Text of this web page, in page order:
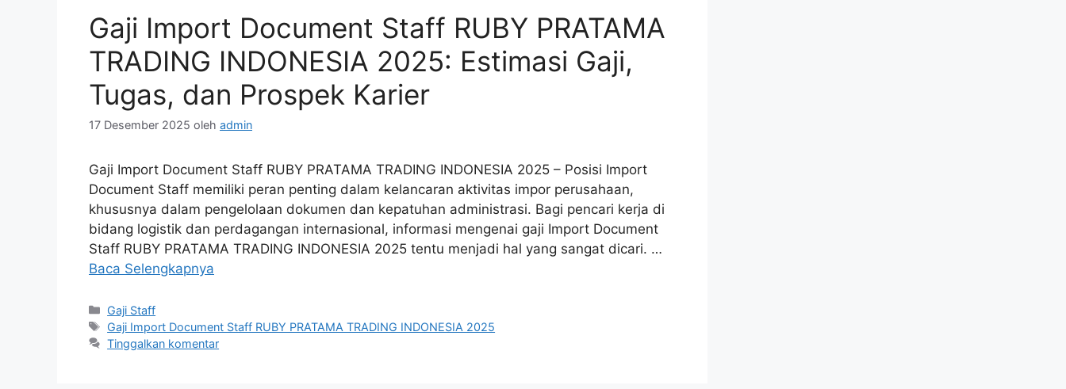
Gaji Import Document Staff RUBY PRATAMA
TRADING INDONESIA 2025: Estimasi Gaji,
Tugas, dan Prospek Karier
17 Desember 2025 oleh admin
Gaji Import Document Staff RUBY PRATAMA TRADING INDONESIA 2025 – Posisi Import
Document Staff memiliki peran penting dalam kelancaran aktivitas impor perusahaan,
khususnya dalam pengelolaan dokumen dan kepatuhan administrasi. Bagi pencari kerja di
bidang logistik dan perdagangan internasional, informasi mengenai gaji Import Document
Staff RUBY PRATAMA TRADING INDONESIA 2025 tentu menjadi hal yang sangat dicari. …
Baca Selengkapnya
Kategori
Gaji Staff
Tag
Gaji Import Document Staff RUBY PRATAMA TRADING INDONESIA 2025
Tinggalkan komentar